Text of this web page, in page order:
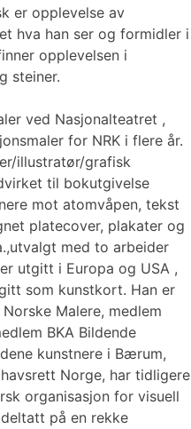
er opplevelse av
hva han ser og formidler i
opplevelsen i
steiner.
ved Nasjonalteatret ,
for NRK i flere år.
illustratør/grafisk
til bokutgivelse
mot atomvåpen, tekst
platecover, plakater og
med to arbeider
utgitt i Europa og USA ,
som kunstkort. Han er
Malere, medlem
BKA Bildende
kunstnere i Bærum,
Norge, har tidligere
organisasjon for visuell
på en rekke